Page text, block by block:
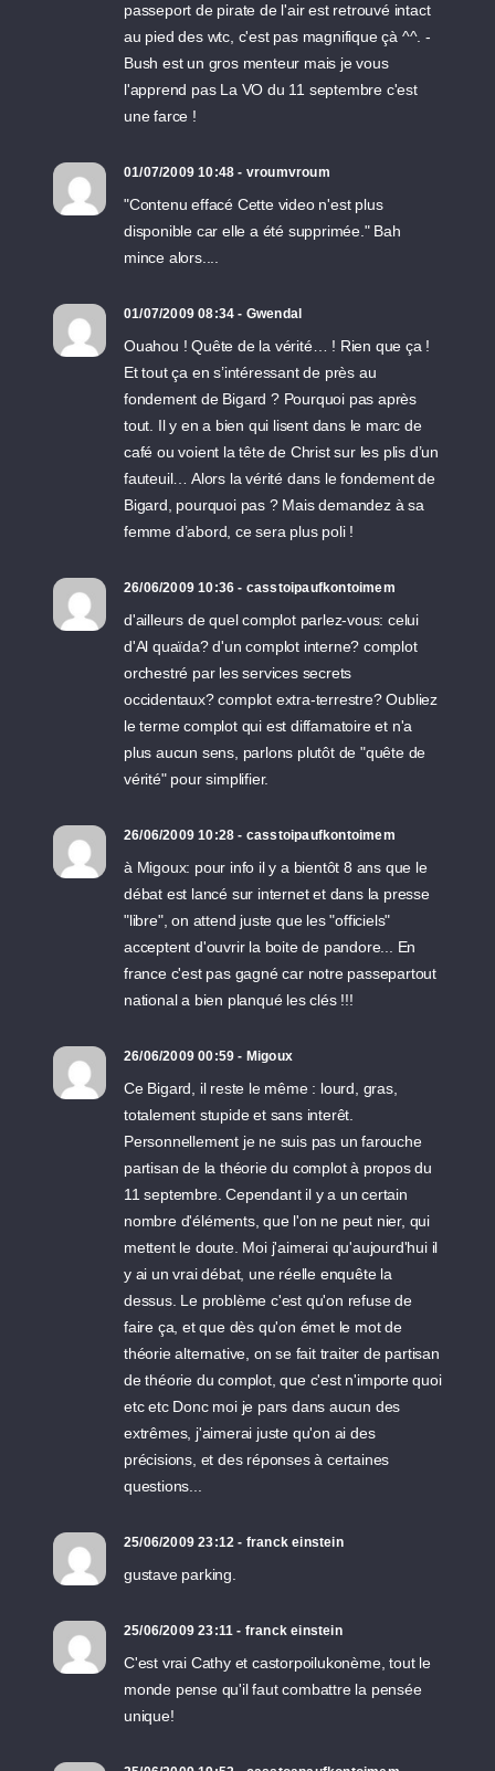
passeport de pirate de l'air est retrouvé intact
au pied des wtc, c'est pas magnifique çà ^^. -
Bush est un gros menteur mais je vous
l'apprend pas La VO du 11 septembre c'est
une farce !
01/07/2009 10:48 - vroumvroum
"Contenu effacé Cette video n'est plus
disponible car elle a été supprimée." Bah
mince alors....
01/07/2009 08:34 - Gwendal
Ouahou ! Quête de la vérité… ! Rien que ça !
Et tout ça en s’intéressant de près au
fondement de Bigard ? Pourquoi pas après
tout. Il y en a bien qui lisent dans le marc de
café ou voient la tête de Christ sur les plis d’un
fauteuil… Alors la vérité dans le fondement de
Bigard, pourquoi pas ? Mais demandez à sa
femme d’abord, ce sera plus poli !
26/06/2009 10:36 - casstoipaufkontoimem
d'ailleurs de quel complot parlez-vous: celui
d'Al quaïda? d'un complot interne? complot
orchestré par les services secrets
occidentaux? complot extra-terrestre? Oubliez
le terme complot qui est diffamatoire et n'a
plus aucun sens, parlons plutôt de "quête de
vérité" pour simplifier.
26/06/2009 10:28 - casstoipaufkontoimem
à Migoux: pour info il y a bientôt 8 ans que le
débat est lancé sur internet et dans la presse
"libre", on attend juste que les "officiels"
acceptent d'ouvrir la boite de pandore... En
france c'est pas gagné car notre passepartout
national a bien planqué les clés !!!
26/06/2009 00:59 - Migoux
Ce Bigard, il reste le même : lourd, gras,
totalement stupide et sans interêt.
Personnellement je ne suis pas un farouche
partisan de la théorie du complot à propos du
11 septembre. Cependant il y a un certain
nombre d'éléments, que l'on ne peut nier, qui
mettent le doute. Moi j'aimerai qu'aujourd'hui il
y ai un vrai débat, une réelle enquête la
dessus. Le problème c'est qu'on refuse de
faire ça, et que dès qu'on émet le mot de
théorie alternative, on se fait traiter de partisan
de théorie du complot, que c'est n'importe quoi
etc etc Donc moi je pars dans aucun des
extrêmes, j'aimerai juste qu'on ai des
précisions, et des réponses à certaines
questions...
25/06/2009 23:12 - franck einstein
gustave parking.
25/06/2009 23:11 - franck einstein
C'est vrai Cathy et castorpoilukonème, tout le
monde pense qu'il faut combattre la pensée
unique!